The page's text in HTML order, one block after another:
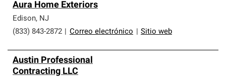
Aura Home Exteriors
Edison, NJ
(833) 843-2872
Correo electrónico Sitio web
Austin Professional
Contracting LLC